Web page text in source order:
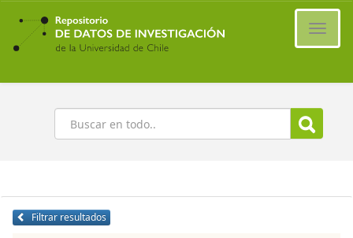
Ir
contenido
principal
Buscar
Filtrar resultados